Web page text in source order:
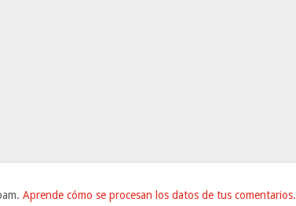
Aprende cómo se procesan los datos de tus comentarios.